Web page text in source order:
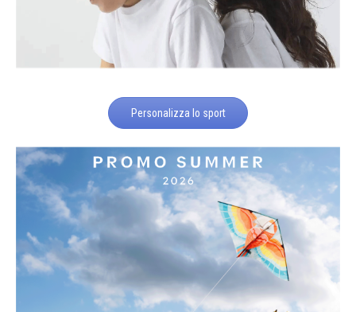
Personalizza lo sport